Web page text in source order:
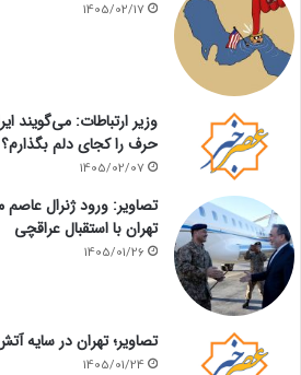
1405/02/17
وزیر ارتباطات: می‌گویند
حرف را کجای دلم بگذارم؟
1405/02/07
تصاویر: ورود ژنرال عاصم
تهران با استقبال عراقچی
1405/01/26
تصاویر؛ تهران در سایه
1405/01/24